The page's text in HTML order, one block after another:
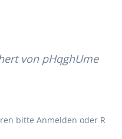
von pHqghUme
bitte Anmelden oder R